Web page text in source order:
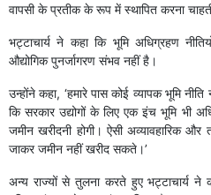
वापसी के प्रतीक के रूप में स्थापित करना
भट्टाचार्य ने कहा कि भूमि अधिग्रहण
औद्योगिक पुनर्जागरण संभव नहीं है।
उन्होंने कहा, ‘हमारे पास कोई व्यापक भूमि
कि सरकार उद्योगों के लिए एक इंच भूमि भी
जमीन खरीदनी होगी। ऐसी अव्यावहारिक और
जाकर जमीन नहीं खरीद सकते।’
अन्य राज्यों से तुलना करते हुए भट्टाचार्य ने